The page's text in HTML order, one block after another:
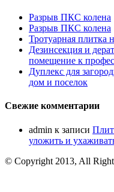
Разрыв ПКС колена
Разрыв ПКС колена
Тротуарная плитка
Дезинсекция и
помещение к
Дуплекс для
дом и поселок
Свежие комментарии
admin к записи
уложить и
© Copyright 2013, All